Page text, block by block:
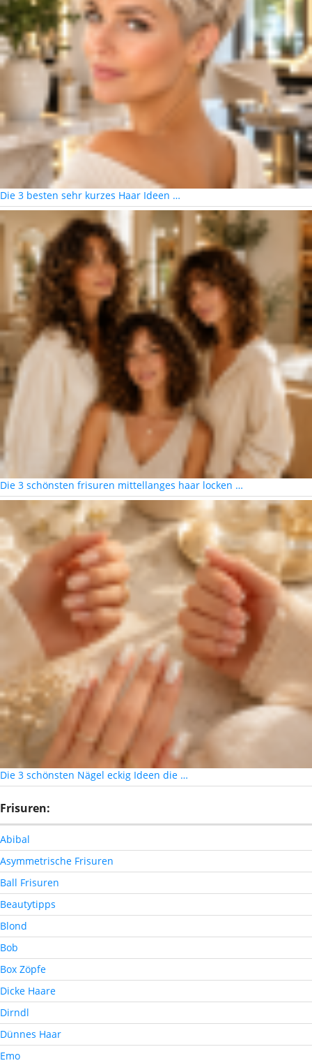
Die 3 besten sehr kurzes Haar Ideen …
Die 3 schönsten frisuren mittellanges haar locken …
Die 3 schönsten Nägel eckig Ideen die …
Frisuren:
Abibal
Asymmetrische Frisuren
Ball Frisuren
Beautytipps
Blond
Bob
Box Zöpfe
Dicke Haare
Dirndl
Dünnes Haar
Emo